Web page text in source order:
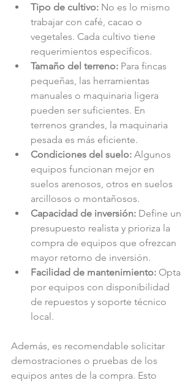
Tipo de cultivo: No es lo mismo
trabajar con café, cacao o
vegetales. Cada cultivo tiene
requerimientos específicos.
Tamaño del terreno: Para fincas
pequeñas, las herramientas
manuales o maquinaria ligera
pueden ser suficientes. En
terrenos grandes, la maquinaria
pesada es más eficiente.
Condiciones del suelo: Algunos
equipos funcionan mejor en
suelos arenosos, otros en suelos
arcillosos o montañosos.
Capacidad de inversión: Define un
presupuesto realista y prioriza la
compra de equipos que ofrezcan
mayor retorno de inversión.
Facilidad de mantenimiento: Opta
por equipos con disponibilidad
de repuestos y soporte técnico
local.
Además, es recomendable solicitar
demostraciones o pruebas de los
equipos antes de la compra. Esto